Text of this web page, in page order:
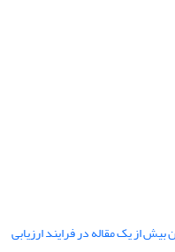
از یک مقاله در فرایند ارزیابی